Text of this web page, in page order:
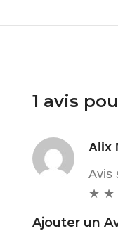
1 avis
Alix
Avis
★ ★
Ajouter un